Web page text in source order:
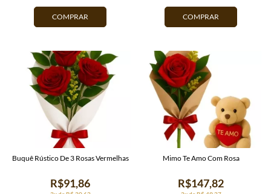
COMPRAR COMPRAR
R$91,86
Buquê Rústico De 3 Rosas Vermelhas
R$147,82
Mimo Te Amo Com Rosa